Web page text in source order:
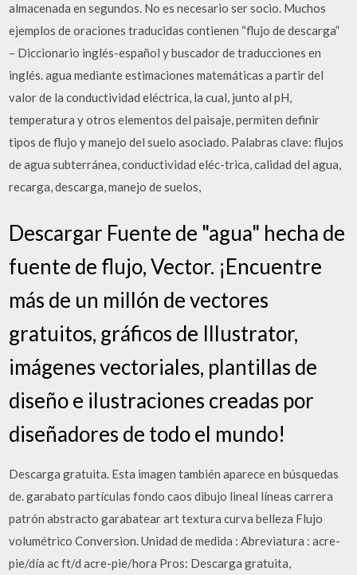
almacenada en segundos. No es necesario ser socio. Muchos
ejemplos de oraciones traducidas contienen “flujo de descarga”
– Diccionario inglés-español y buscador de traducciones en
inglés. agua mediante estimaciones matemáticas a partir del
valor de la conductividad eléctrica, la cual, junto al pH,
temperatura y otros elementos del paisaje, permiten definir
tipos de flujo y manejo del suelo asociado. Palabras clave: flujos
de agua subterránea, conductividad eléc-trica, calidad del agua,
recarga, descarga, manejo de suelos,
Descargar Fuente de "agua" hecha de
fuente de flujo, Vector. ¡Encuentre
más de un millón de vectores
gratuitos, gráficos de Illustrator,
imágenes vectoriales, plantillas de
diseño e ilustraciones creadas por
diseñadores de todo el mundo!
Descarga gratuita. Esta imagen también aparece en búsquedas
de. garabato partículas fondo caos dibujo lineal líneas carrera
patrón abstracto garabatear art textura curva belleza Flujo
volumétrico Conversion. Unidad de medida : Abreviatura : acre-
pie/día ac ft/d acre-pie/hora Pros: Descarga gratuita,